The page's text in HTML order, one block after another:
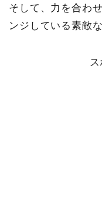
そして、力を合わ
ンジしている素敵